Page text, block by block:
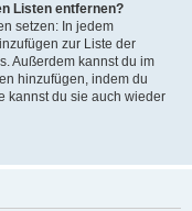
Listen entfernen?
setzen: In jedem
zur Liste der
Außerdem kannst du im
hinzufügen, indem du
kannst du sie auch wieder